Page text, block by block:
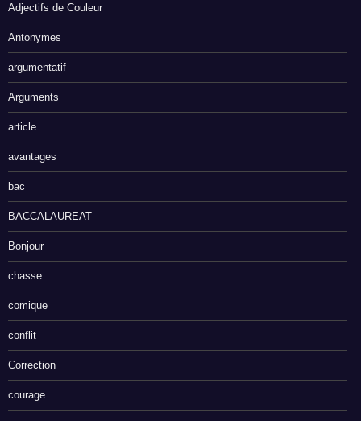
Adjectifs de Couleur
Antonymes
argumentatif
Arguments
article
avantages
bac
BACCALAUREAT
Bonjour
chasse
comique
conflit
Correction
courage